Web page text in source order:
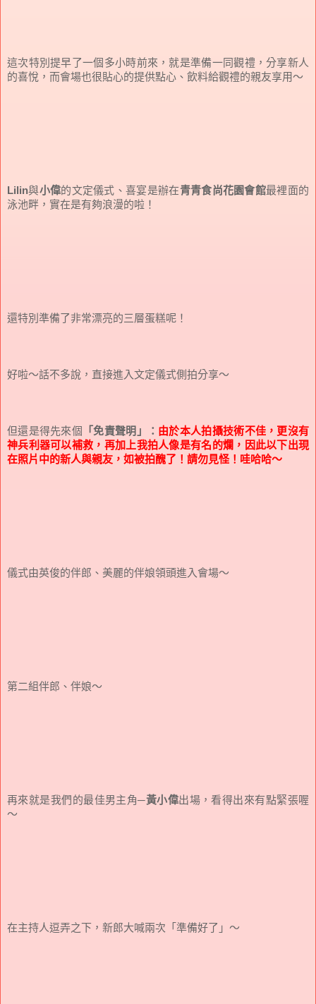
這次特別提早了一個多小時前來，就是準備一同觀禮，分享新人
的喜悅，而會場也很貼心的提供點心、飲料給觀禮的親友享用～
Lilin與小偉的文定儀式、喜宴是辦在青青食尚花園會館最裡面的
泳池畔，實在是有夠浪漫的啦！
還特別準備了非常漂亮的三層蛋糕呢！
好啦～話不多說，直接進入文定儀式側拍分享～
但還是得先來個 「免責聲明」： 由於本人拍攝技術不佳，更沒有
神兵利器可以補救，再加上我拍人像是有名的爛，因此以下出現
在照片中的新人與親友，如被拍醜了！請勿見怪！哇哈哈～
儀式由英俊的伴郎、美麗的伴娘領頭進入會場～
第二組伴郎、伴娘～
再來就是我們的最佳男主角─黃小偉出場，看得出來有點緊張喔
～
在主持人逗弄之下，新郎大喊兩次「準備好了」～